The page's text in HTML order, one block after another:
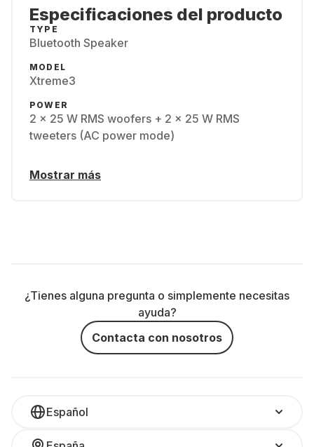
Especificaciones del producto
TYPE
Bluetooth Speaker
MODEL
Xtreme3
POWER
2 x 25 W RMS woofers + 2 x 25 W RMS
tweeters (AC power mode)
Mostrar más
¿Tienes alguna pregunta o simplemente necesitas
ayuda?
Contacta con nosotros
Español